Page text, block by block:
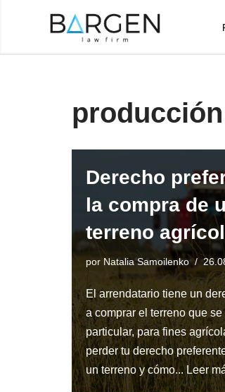
Derecho
la compra de
terreno
por Natalia Samoilenko
El arrendatario tiene un
a comprar el terreno que
particular, para fines
perder tu derecho
un terreno y cómo...Leer